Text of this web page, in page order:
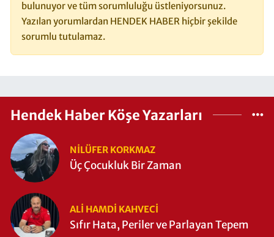
bulunuyor ve tüm sorumluluğu üstleniyorsunuz.
Yazılan yorumlardan HENDEK HABER hiçbir şekilde
sorumlu tutulamaz.
Hendek Haber Köşe Yazarları
NILÜFER KORKMAZ
Üç Çocukluk Bir Zaman
ALI HAMDI KAHVECİ
Sıfır Hata, Periler ve Parlayan Tepem